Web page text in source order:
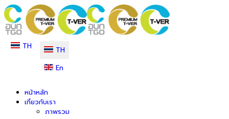
TH
TH
En
หน้าหลัก
เกี่ยวกับเรา
ภาพรวม